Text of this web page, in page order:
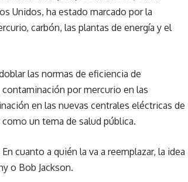
Unidos, ha estado marcado por la
carbón, las plantas de energía y el
las normas de eficiencia de
por mercurio en las
en las nuevas centrales eléctricas de
un tema de salud pública.
cuanto a quién la va a reemplazar, la idea
o Bob Jackson.